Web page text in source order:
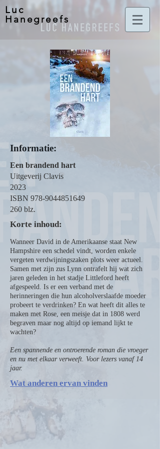
Luc
Hanegreefs
Informatie:
Een brandend hart
Uitgeverij Clavis
2023
ISBN 978-9044851649
260 blz.
Korte inhoud:
Wanneer David in de Amerikaanse staat New
Hampshire een schedel vindt, worden enkele
vergeten verdwijningszaken plots weer actueel.
Samen met zijn zus Lynn ontrafelt hij wat zich
jaren geleden in het stadje Littleford heeft
afgespeeld. Is er een verband met de
herinneringen die hun alcoholverslaafde moeder
probeert te verdrinken? En wat heeft dit alles te
maken met Rose, een meisje dat in 1808 werd
begraven maar nog altijd op iemand lijkt te
wachten?
Een spannende en ontroerende roman die vroeger
en nu met elkaar verweeft. Voor lezers vanaf 14
jaar.
Wat anderen ervan vinden